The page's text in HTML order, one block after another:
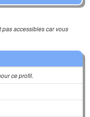
pas accessibles car vous
ce profil.